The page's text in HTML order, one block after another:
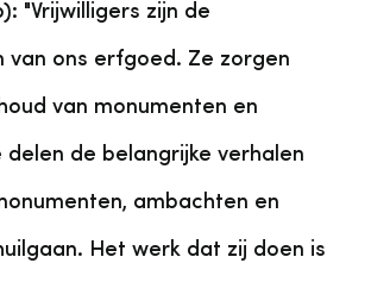
"Vrijwilligers zijn de
van ons erfgoed. Ze zorgen
van monumenten en
de belangrijke verhalen
ambachten en
Het werk dat zij doen is